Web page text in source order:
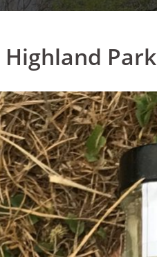
Highland Park